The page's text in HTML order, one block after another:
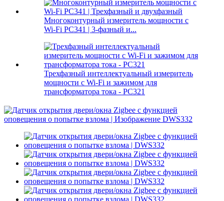
Многоконтурный измеритель мощности с
Wi-Fi PC341 | 3-фазный и...
Трехфазный интеллектуальный измеритель
мощности с Wi-Fi и зажимом для
трансформатора тока - PC321